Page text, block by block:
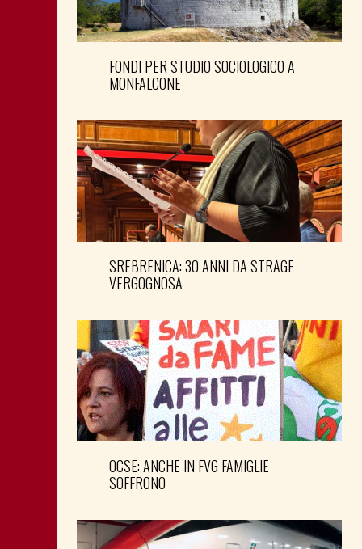
FONDI PER STUDIO SOCIOLOGICO A
MONFALCONE
SREBRENICA: 30 ANNI DA STRAGE
VERGOGNOSA
OCSE: ANCHE IN FVG FAMIGLIE
SOFFRONO